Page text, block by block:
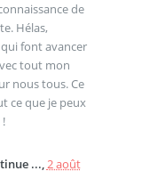
de
Hélas,
font avancer
tout mon
nous tous. Ce
ce que je peux
...,2 août